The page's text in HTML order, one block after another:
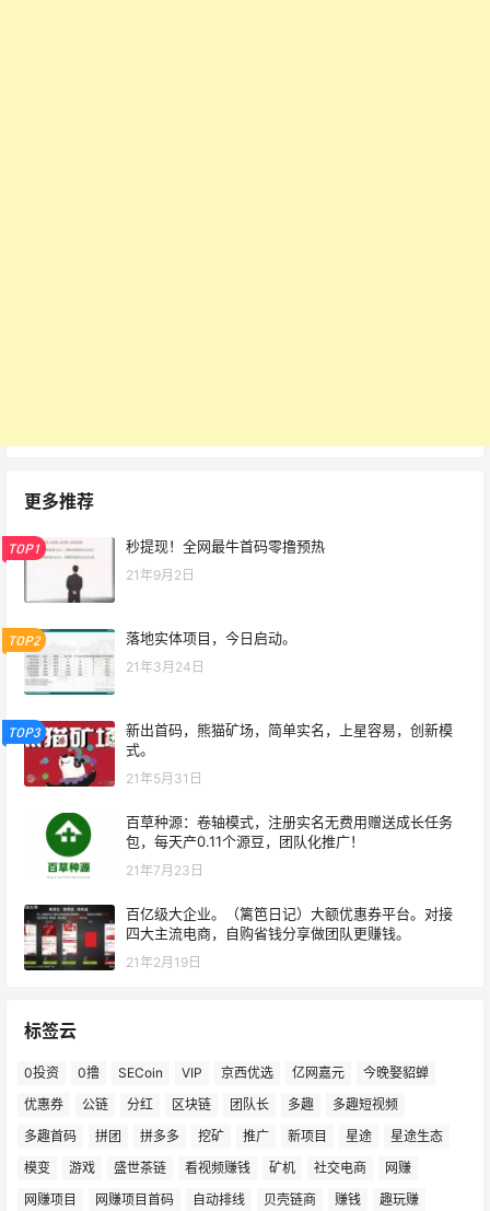
更多推荐
TOP1 秒提现！全网最牛首码零撸预热
21年9月2日
TOP2 落地实体项目，今日启动。
21年3月24日
TOP3
新出首码，熊猫矿场，简单实名，上星容易，创新模
式。
21年5月31日
百草种源：卷轴模式，注册实名无费用赠送成长任务
包，每天产0.11个源豆，团队化推广！
21年7月23日
百亿级大企业。（篱笆日记）大额优惠券平台。对接
四大主流电商，自购省钱分享做团队更赚钱。
21年2月19日
标签云
0投资 0撸 SECoin VIP 京西优选 亿网嘉元
今晚娶貂蝉
优惠券
公链 分红 区块链 团队长 多趣
多趣短视频
多趣首码
拼团 拼多多 挖矿 推广 新项目 星途
星途生态
模变
游戏 盛世茶链 看视频赚钱 矿机 社交电商
网赚
网赚项目
网赚项目首码 自动排线 贝壳链商 赚钱 趣玩赚